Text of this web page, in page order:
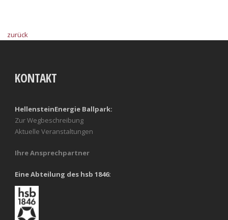
zurück
KONTAKT
HellensteinEnergie Ballpark:
Zur Wegbeschreibung
Aktuelle Veranstaltungen
Ihre Ansprechpartner
Eine Abteilung des hsb 1846: